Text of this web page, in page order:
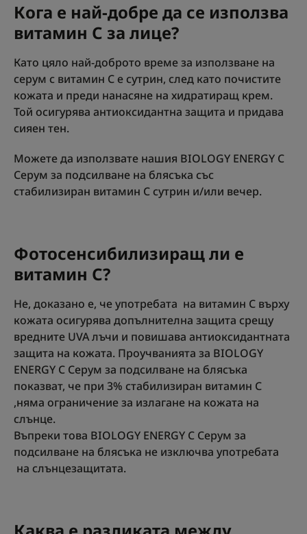
Кога е най-добре да се използва
витамин С за лице?
Като цяло най-доброто време за използване на
серум с витамин С е сутрин, след като почистите
кожата и преди нанасяне на хидратиращ крем.
Той осигурява антиоксидантна защита и придава
сияен тен.
Можете да използвате нашия BIOLOGY ENERGY C
Серум за подсилване на блясъка със
стабилизиран витамин C сутрин и/или вечер.
Фотосенсибилизиращ ли е
витамин С?
Не, доказано е, че употребата на витамин С върху
кожата осигурява допълнителна защита срещу
вредните UVA лъчи и повишава антиоксидантната
защита на кожата. Проучванията за BIOLOGY
ENERGY C Серум за подсилване на блясъка
показват, че при 3% стабилизиран витамин С
,няма ограничение за излагане на кожата на
слънце.
Въпреки това BIOLOGY ENERGY C Серум за
подсилване на блясъка не изключва употребата
на слънцезащитата.